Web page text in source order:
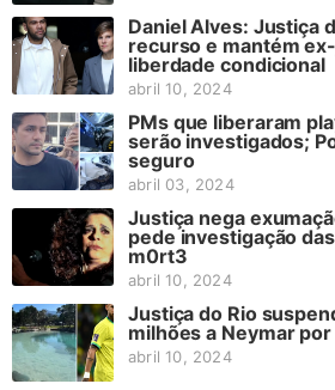
Daniel Alves: Justiça
recurso e mantém
liberdade condicional
abril 10, 2024
PMs que liberaram
serão investigados;
seguro
abril 03, 2024
Justiça nega
pede investigação
m0rt3
abril 10, 2024
Justiça do Rio
milhões a Neymar
abril 10, 2024